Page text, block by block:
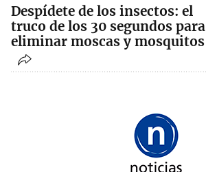
Despídete de los insectos: el
truco de los 30 segundos para
eliminar moscas y mosquitos